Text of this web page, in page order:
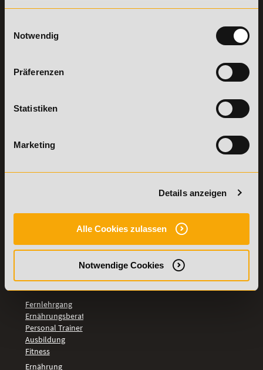
Notwendig
Präferenzen
Statistiken
Marketing
Details anzeigen
Alle Cookies zulassen
Notwendige Cookies
Fax:+49 (0) 7191 - 229 87 – 99
Freitag: 8:00 - 17:00 Uhr
Vertrag
Bring a Friend
Partnerprogramm
Stellenangebote
Weiterbildungen
LEHRGÄNGE
Fitnesstrainer A-
und B-Lizenz
Fernlehrgang
Ernährungsberater
Personal Trainer
Personal Coach
werden
Mentaltrainer
Motivationstrainer
BILDUNGSBEREICHE
Fernlehrgang
Ernährungsberater
Personal Trainer
Ausbildung
Fitness
Ernährung